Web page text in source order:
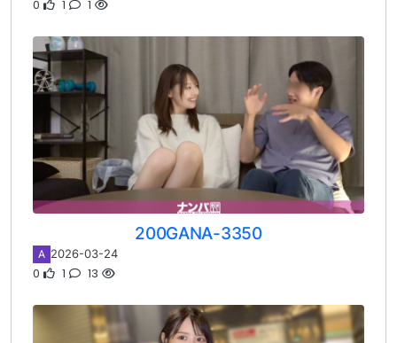
0 1 1
200GANA-3350
A 2026-03-24
0 1 13